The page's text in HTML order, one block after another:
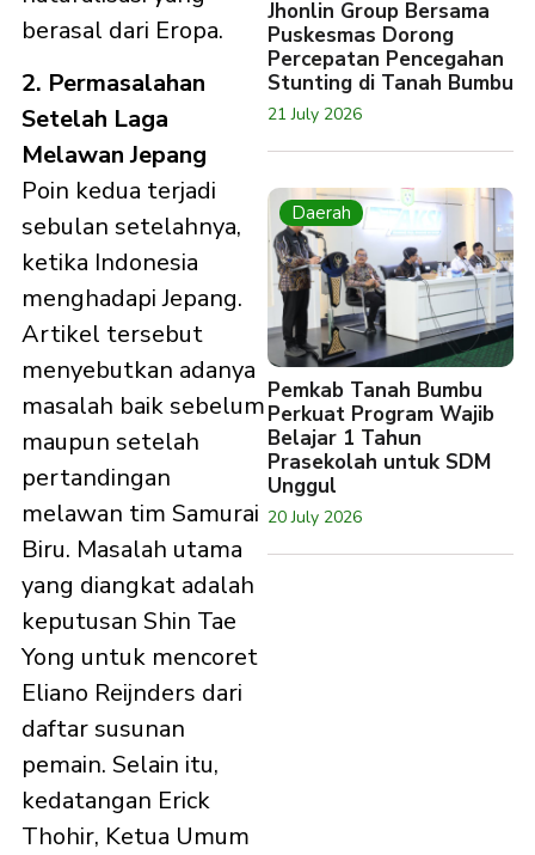
berasal dari Eropa.
2. Permasalahan
Setelah Laga
Melawan Jepang
Poin kedua terjadi
sebulan setelahnya,
ketika Indonesia
menghadapi Jepang.
Artikel tersebut
menyebutkan adanya
masalah baik sebelum
maupun setelah
pertandingan
melawan tim Samurai
Biru. Masalah utama
yang diangkat adalah
keputusan Shin Tae
Yong untuk mencoret
Eliano Reijnders dari
daftar susunan
pemain. Selain itu,
kedatangan Erick
Thohir, Ketua Umum
Jhonlin Group Bersama
Puskesmas Dorong
Percepatan Pencegahan
Stunting di Tanah Bumbu
21 July 2026
Daerah
Pemkab Tanah Bumbu
Perkuat Program Wajib
Belajar 1 Tahun
Prasekolah untuk SDM
Unggul
20 July 2026